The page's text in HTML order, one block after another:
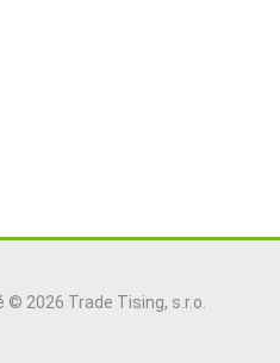
2026 Trade Tising, s.r.o.